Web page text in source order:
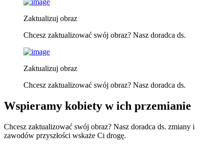
Zaktualizuj obraz
Chcesz zaktualizować swój obraz? Nasz doradca ds.
Zaktualizuj obraz
Chcesz zaktualizować swój obraz? Nasz doradca ds.
Wspieramy kobiety w ich przemianie
Chcesz zaktualizować swój obraz? Nasz doradca ds. zmiany i
zawodów przyszłości wskaże Ci drogę.